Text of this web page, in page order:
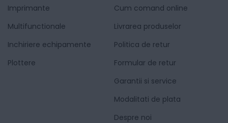
Imprimante
Multifunctionale
Inchiriere echipamente
Plottere
Cum comand online
Livrarea produselor
Politica de retur
Formular de retur
Garantii si service
Modalitati de plata
Despre noi